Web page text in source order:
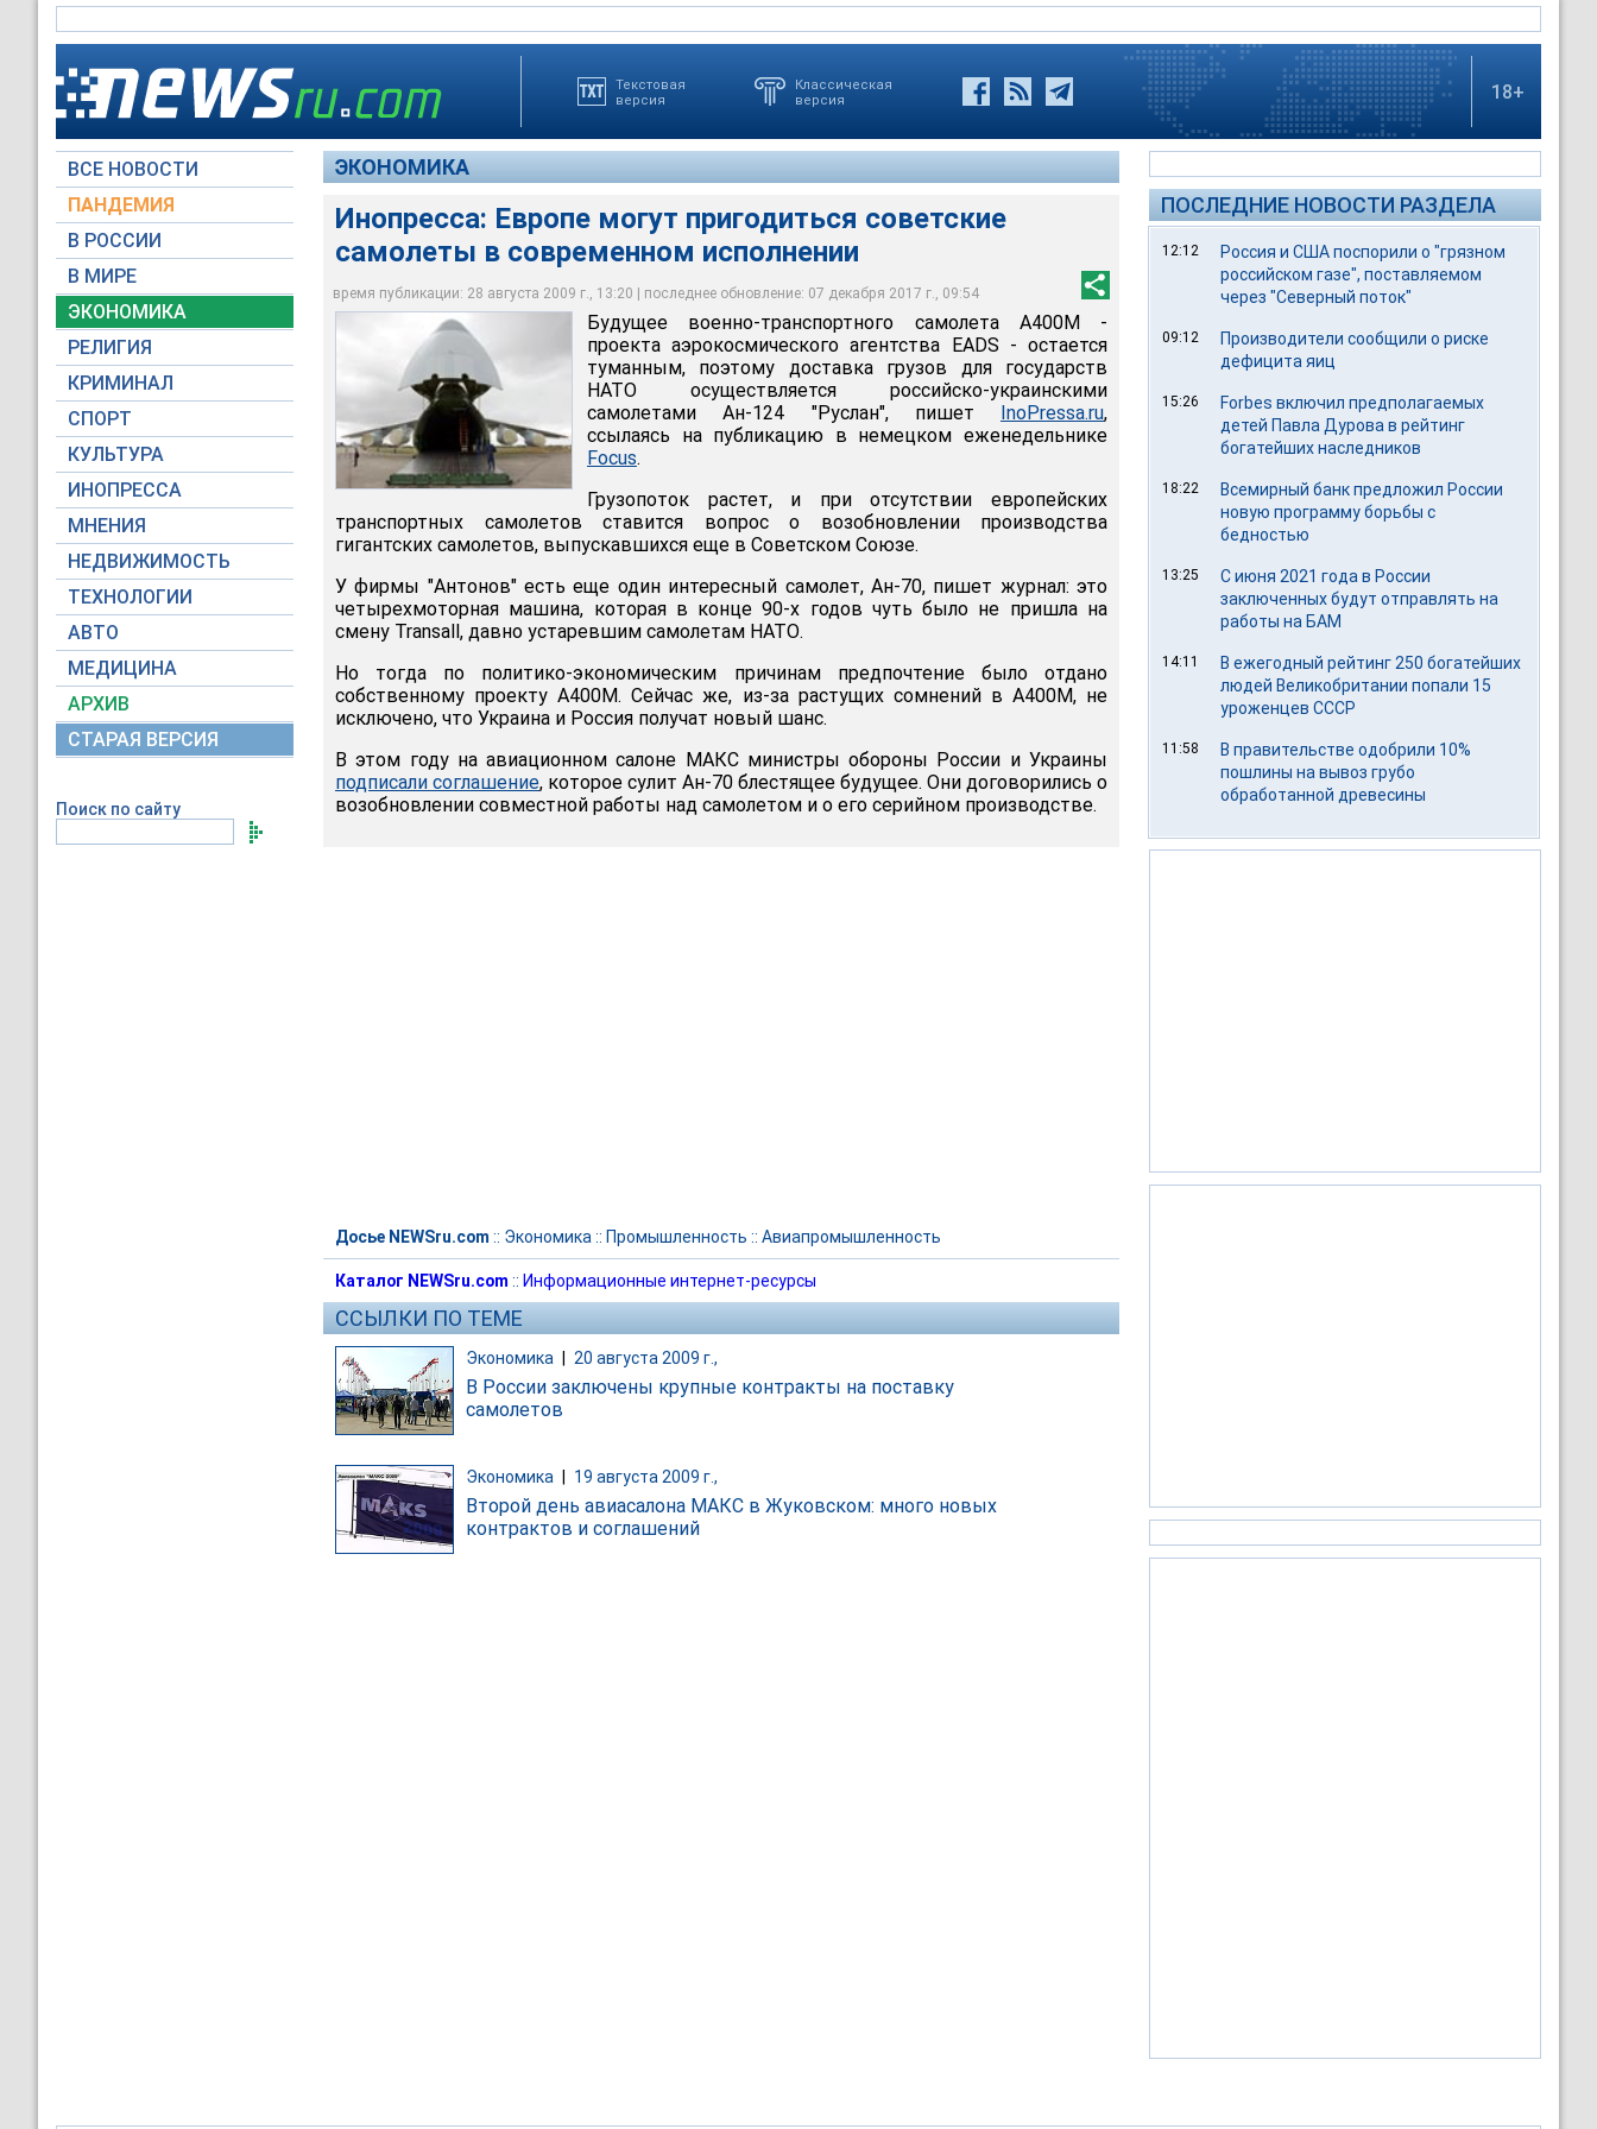
Текстовая
версия
Классическая
версия
18+
ВСЕ НОВОСТИ
ПАНДЕМИЯ
В РОССИИ
В МИРЕ
ЭКОНОМИКА
РЕЛИГИЯ
КРИМИНАЛ
СПОРТ
КУЛЬТУРА
ИНОПРЕССА
МНЕНИЯ
НЕДВИЖИМОСТЬ
ТЕХНОЛОГИИ
АВТО
МЕДИЦИНА
АРХИВ
СТАРАЯ ВЕРСИЯ
Поиск по сайту
ЭКОНОМИКА
Инопресса: Европе могут пригодиться советские
самолеты в современном исполнении
время публикации: 28 августа 2009 г., 13:20 | последнее обновление: 07 декабря 2017 г., 09:54
Ан-124
Reuters
Будущее военно-транспортного самолета A400M -
проекта аэрокосмического агентства EADS - остается
туманным, поэтому доставка грузов для государств
НАТО осуществляется российско-украинскими
самолетами Ан-124 "Руслан", пишет InoPressa.ru,
ссылаясь на публикацию в немецком еженедельнике
Focus.
Грузопоток растет, и при отсутствии европейских
транспортных самолетов ставится вопрос о возобновлении производства
гигантских самолетов, выпускавшихся еще в Советском Союзе.
У фирмы "Антонов" есть еще один интересный самолет, Ан-70, пишет журнал: это
четырехмоторная машина, которая в конце 90-х годов чуть было не пришла на
смену Transall, давно устаревшим самолетам НАТО.
Но тогда по политико-экономическим причинам предпочтение было отдано
собственному проекту A400M. Сейчас же, из-за растущих сомнений в A400M, не
исключено, что Украина и Россия получат новый шанс.
В этом году на авиационном салоне МАКС министры обороны России и Украины
подписали соглашение, которое сулит Aн-70 блестящее будущее. Они договорились о
возобновлении совместной работы над самолетом и о его серийном производстве.
Досье NEWSru.com :: Экономика :: Промышленность :: Авиапромышленность
Каталог NEWSru.com :: Информационные интернет-ресурсы
ССЫЛКИ ПО ТЕМЕ
Экономика 20 августа 2009 г.,
В России заключены крупные контракты на поставку
самолетов
Экономика 19 августа 2009 г.,
Второй день авиасалона МАКС в Жуковском: много новых
контрактов и соглашений
ПОСЛЕДНИЕ НОВОСТИ РАЗДЕЛА
12:12
Россия и США поспорили о "грязном
российском газе", поставляемом
через "Северный поток"
09:12
Производители сообщили о риске
дефицита яиц
15:26
Forbes включил предполагаемых
детей Павла Дурова в рейтинг
богатейших наследников
18:22
Всемирный банк предложил России
новую программу борьбы с
бедностью
13:25
С июня 2021 года в России
заключенных будут отправлять на
работы на БАМ
14:11
В ежегодный рейтинг 250 богатейших
людей Великобритании попали 15
уроженцев СССР
11:58
В правительстве одобрили 10%
пошлины на вывоз грубо
обработанной древесины